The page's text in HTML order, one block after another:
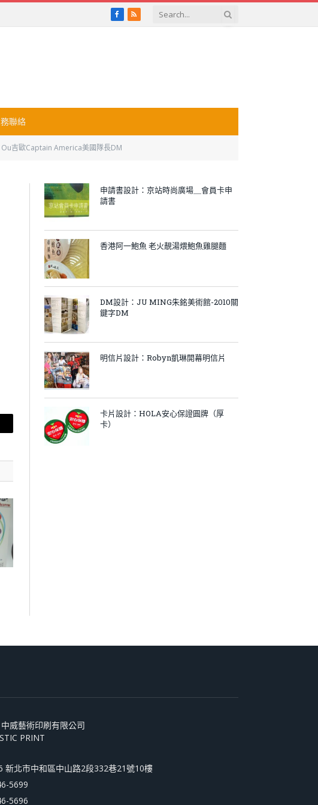
Facebook
RSS
聯絡
吉歐Captain America美國隊長DM
申請書設計：京站時尚廣場＿會員卡申
請書
香港阿一鮑魚 老火靚湯煨鮑魚雞腿麵
DM設計：JU MING朱銘美術館-2010關
鍵字DM
明信片設計：Robyn凱琳開幕明信片
卡片設計：HOLA安心保證圓牌（厚
卡）
威藝術印刷有限公司
PRINT
新北市中和區中山路2段332巷21號10樓
5699
5696